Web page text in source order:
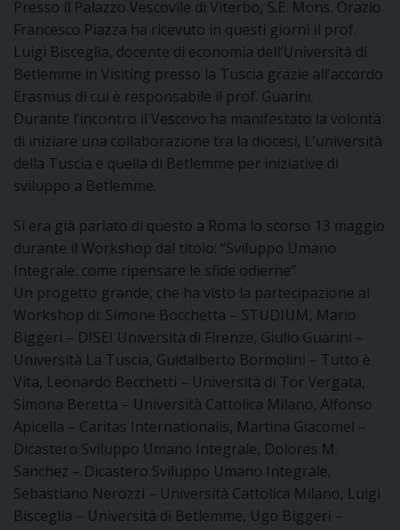
PRIVACY
COOKIE POLICY
Presso il Palazzo Vescovile di Viterbo, S.E. Mons. Orazio
Francesco Piazza ha ricevuto in questi giorni il prof.
Luigi Bisceglia, docente di economia dell’Università di
Betlemme in Visiting presso la Tuscia grazie all’accordo
Erasmus di cui è responsabile il prof. Guarini.
Durante l’incontro il Vescovo ha manifestato la volontà
di iniziare una collaborazione tra la diocesi, L’università
della Tuscia e quella di Betlemme per iniziative di
sviluppo a Betlemme.
Si era già parlato di questo a Roma lo scorso 13 maggio
durante il Workshop dal titolo: “Sviluppo Umano
Integrale: come ripensare le sfide odierne”
Un progetto grande, che ha visto la partecipazione al
Workshop di: Simone Bocchetta – STUDIUM, Mario
Biggeri – DISEI Università di Firenze, Giulio Guarini –
Università La Tuscia, Guidalberto Bormolini – Tutto è
Vita, Leonardo Becchetti – Università di Tor Vergata,
Simona Beretta – Università Cattolica Milano, Alfonso
Apicella – Caritas Internationalis, Martina Giacomel –
Dicastero Sviluppo Umano Integrale, Dolores M.
Sanchez – Dicastero Sviluppo Umano Integrale,
Sebastiano Nerozzi – Università Cattolica Milano, Luigi
Bisceglia – Università di Betlemme, Ugo Biggeri –